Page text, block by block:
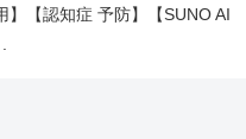
【認知症 予防】【SUNO AI